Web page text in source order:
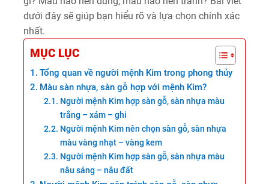
dưới đây sẽ giúp bạn hiểu rõ và lựa chọn chính xác
nhất.
MỤC LỤC
Tổng quan về người mệnh Kim trong phong thủy
Màu sàn nhựa, sàn gỗ hợp với mệnh Kim?
Người mệnh Kim hợp sàn gỗ, sàn nhựa màu
trắng – xám – ghi
Người mệnh Kim nên chọn sàn gỗ, sàn nhựa
màu vàng nhạt – vàng kem
Người mệnh Kim hợp sàn gỗ, sàn nhựa màu
nâu sáng – nâu đất